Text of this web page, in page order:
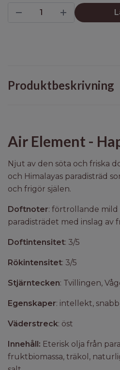
Produktbeskrivning
Air Element -
Njut av den söta och friska
och Himalayas paradisträd
och frigör själen.
Doftnoter: förtrollande
paradisträdet med inslag av
Doftintensitet: 3/5
Rökintensitet: 3/5
Stjärntecken: Tvillingen,
Egenskaper: intellekt,
Väderstreck: öst
Innehåll: Eterisk olja från
fruktbiomassa, träkol,